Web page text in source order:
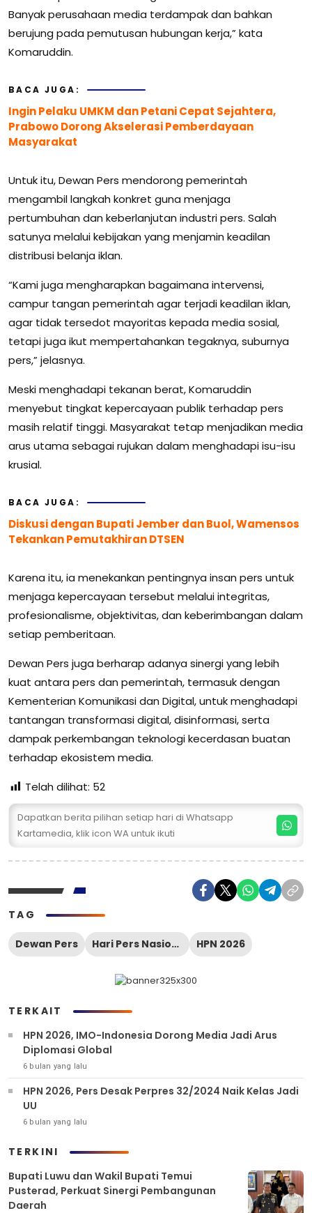
Banyak perusahaan media terdampak dan bahkan
berujung pada pemutusan hubungan kerja,” kata
Komaruddin.
BACA JUGA:
Ingin Pelaku UMKM dan Petani Cepat Sejahtera,
Prabowo Dorong Akselerasi Pemberdayaan
Masyarakat
Untuk itu, Dewan Pers mendorong pemerintah
mengambil langkah konkret guna menjaga
pertumbuhan dan keberlanjutan industri pers. Salah
satunya melalui kebijakan yang menjamin keadilan
distribusi belanja iklan.
“Kami juga mengharapkan bagaimana intervensi,
campur tangan pemerintah agar terjadi keadilan iklan,
agar tidak tersedot mayoritas kepada media sosial,
tetapi juga ikut mempertahankan tegaknya, suburnya
pers,” jelasnya.
Meski menghadapi tekanan berat, Komaruddin
menyebut tingkat kepercayaan publik terhadap pers
masih relatif tinggi. Masyarakat tetap menjadikan media
arus utama sebagai rujukan dalam menghadapi isu-isu
krusial.
BACA JUGA:
Diskusi dengan Bupati Jember dan Buol, Wamensos
Tekankan Pemutakhiran DTSEN
Karena itu, ia menekankan pentingnya insan pers untuk
menjaga kepercayaan tersebut melalui integritas,
profesionalisme, objektivitas, dan keberimbangan dalam
setiap pemberitaan.
Dewan Pers juga berharap adanya sinergi yang lebih
kuat antara pers dan pemerintah, termasuk dengan
Kementerian Komunikasi dan Digital, untuk menghadapi
tantangan transformasi digital, disinformasi, serta
dampak perkembangan teknologi kecerdasan buatan
terhadap ekosistem media.
Telah dilihat: 52
Dapatkan berita pilihan setiap hari di Whatsapp
Kartamedia, klik icon WA untuk ikuti
TAG
Dewan Pers Hari Pers Nasional HPN 2026
TERKAIT
HPN 2026, IMO-Indonesia Dorong Media Jadi Arus
Diplomasi Global
6 bulan yang lalu
HPN 2026, Pers Desak Perpres 32/2024 Naik Kelas Jadi
UU
6 bulan yang lalu
TERKINI
Bupati Luwu dan Wakil Bupati Temui
Pusterad, Perkuat Sinergi Pembangunan
Daerah